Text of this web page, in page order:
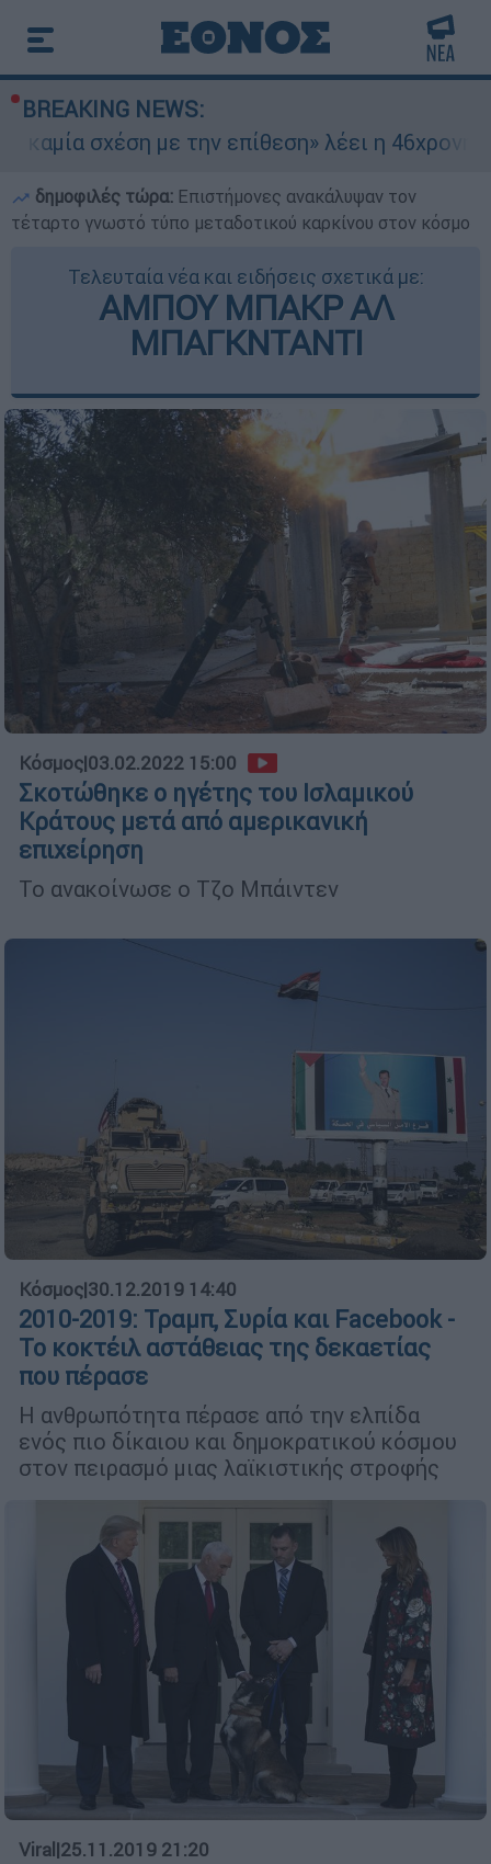
BREAKING NEWS:
με την επίθεση» λέει η 46χρονη - Τι
δημοφιλές τώρα: Επιστήμονες ανακάλυψαν τον
τέταρτο γνωστό τύπο μεταδοτικού καρκίνου στον κόσμο
Τελευταία νέα και ειδήσεις σχετικά με:
ΑΜΠΟΥ ΜΠΑΚΡ ΑΛ
ΜΠΑΓΚΝΤΑΝΤΙ
Κόσμος|03.02.2022 15:00
Σκοτώθηκε ο ηγέτης του Ισλαμικού
Κράτους μετά από αμερικανική
επιχείρηση
Το ανακοίνωσε ο Τζο Μπάιντεν
Κόσμος|30.12.2019 14:40
2010-2019: Τραμπ, Συρία και Facebook -
Το κοκτέιλ αστάθειας της δεκαετίας
που πέρασε
Η ανθρωπότητα πέρασε από την ελπίδα
ενός πιο δίκαιου και δημοκρατικού κόσμου
στον πειρασμό μιας λαϊκιστικής στροφής
Viral|25.11.2019 21:20